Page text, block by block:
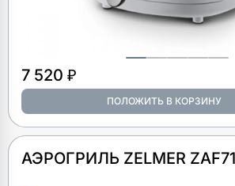
7 520 ₽
АЭРОГРИЛЬ ZELMER